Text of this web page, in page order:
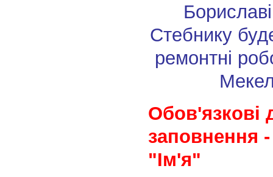
Стебнику
ремонтні
Обов'язкові
заповнення
"Ім'я"